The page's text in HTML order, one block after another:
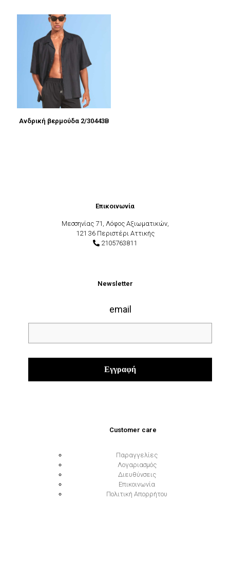
Ανδρική βερμούδα 2/30443B
Επικοινωνία
Μεσσηνίας 71, Λόφος Αξιωματικών,
121 36 Περιστέρι Αττικής
2105763811
Newsletter
email
Customer care
Παραγγελίες
Λογαριασμός
Διευθύνσεις
Επικοινωνία
Πολιτική Απορρήτου